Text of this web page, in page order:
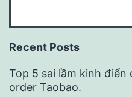
Recent Posts
Top 5 sai lầm kinh
order Taobao.